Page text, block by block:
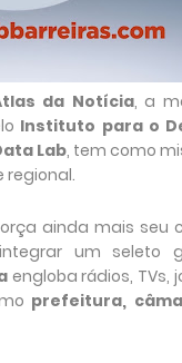
da Notícia, a
Instituto para o
Lab, tem como
regional.
ainda mais seu
um seleto
engloba rádios, TVs,
prefeitura,